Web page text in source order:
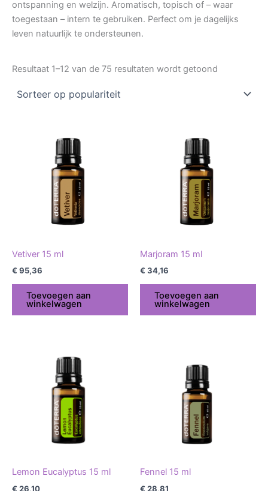
ontspanning en welzijn. Aromatisch, topisch of – waar
toegestaan – intern te gebruiken. Perfect om je dagelijks
leven natuurlijk te ondersteunen.
Resultaat 1–12 van de 75 resultaten wordt getoond
Vetiver 15 ml
€ 95,36
Toevoegen aan
winkelwagen
Marjoram 15 ml
€ 34,16
Toevoegen aan
winkelwagen
Lemon Eucalyptus 15 ml
€ 26,10
Fennel 15 ml
€ 28,81